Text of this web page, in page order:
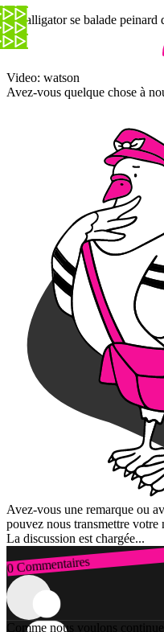
Un alligator se balade peinard
Video: watson
Avez-vous quelque chose à
Avez-vous une remarque ou
pouvez nous transmettre votre
La discussion est chargée...
0 Commentaires
Connexion
Comme nous voulons